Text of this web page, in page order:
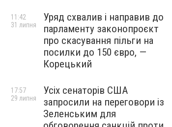
Уряд схвалив і направив до
парламенту законопроєкт
про скасування пільги на
посилки до 150 євро, —
Корецький
11:42
31 липня
Усіх сенаторів США
запросили на переговори із
Зеленським для
17:57
29 липня